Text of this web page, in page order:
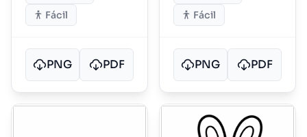
Fácil
PNG PDF
Fácil
PNG PDF